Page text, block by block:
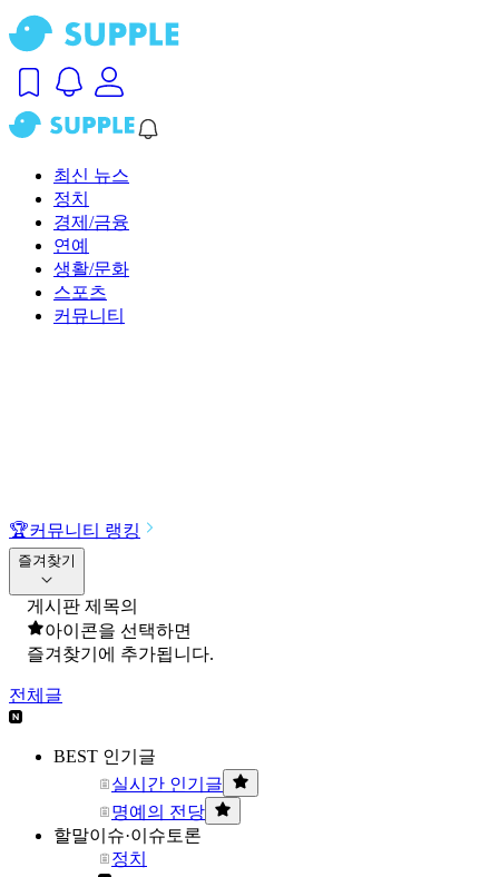
최신 뉴스
정치
경제/금융
연예
생활/문화
스포츠
커뮤니티
🏆커뮤니티 랭킹
즐겨찾기
게시판 제목의
아이콘을 선택하면
즐겨찾기에 추가됩니다.
전체글
BEST 인기글
실시간 인기글
명예의 전당
할말이슈·이슈토론
정치